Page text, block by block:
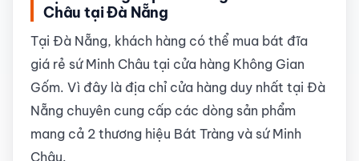
Châu tại Đà Nẵng
Tại Đà Nẵng, khách hàng có thể mua bát đĩa
giá rẻ sứ Minh Châu tại cửa hàng Không Gian
Gốm. Vì đây là địa chỉ cửa hàng duy nhất tại Đà
Nẵng chuyên cung cấp các dòng sản phẩm
mang cả 2 thương hiệu Bát Tràng và sứ Minh
Châu.